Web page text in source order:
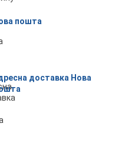
пошта
доставка Нова